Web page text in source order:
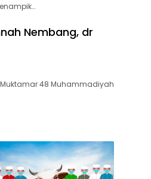
Nembang, dr
48 Muhammadiyah